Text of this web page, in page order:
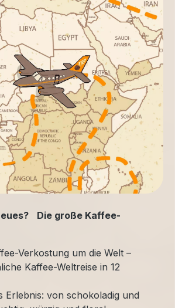
Die große Kaffee-
Verkostung um die Welt –
Kaffee-Weltreise in 12
Erlebnis: von schokoladig und